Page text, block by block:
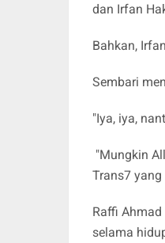
dan Irfan
Bahkan,
Sembari
"Iya, iya,
"Mungkin
Trans7
Raffi
selama